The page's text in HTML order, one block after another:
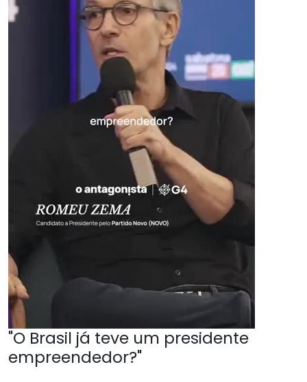
"O Brasil já teve um presidente
empreendedor?"